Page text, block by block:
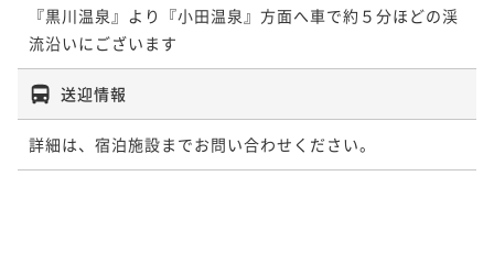
『黒川温泉』より『小田温泉』方面へ車で約５分ほどの渓
流沿いにございます
送迎情報
詳細は、宿泊施設までお問い合わせください。